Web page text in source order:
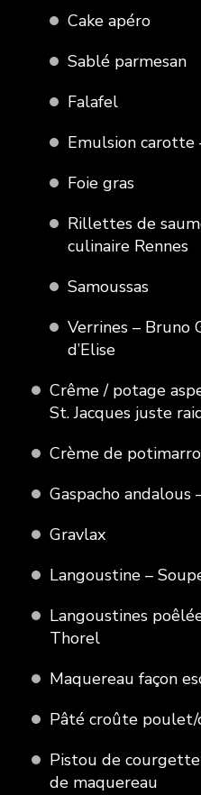
Cake apéro
Sablé parmesan
Falafel
Emulsion carotte
Foie gras
Rillettes de
culinaire Rennes
Samoussas
Verrines – Bruno
d’Elise
Crême / potage
St. Jacques juste
Crème de
Gaspacho
Gravlax
Langoustine –
Langoustines
Thorel
Maquereau façon
Pâté croûte poulet/
Pistou de
de maquereau